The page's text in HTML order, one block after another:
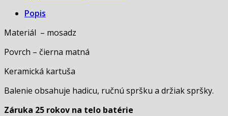
Popis
Materiál – mosadz
Povrch – čierna matná
Keramická kartuša
Balenie obsahuje hadicu, ručnú spršku a držiak spršky.
Záruka 25 rokov na telo batérie